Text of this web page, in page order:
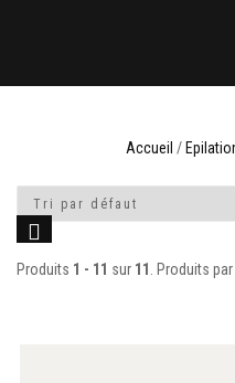
Accueil /
Produits 1 - 11 sur 11 . Produits